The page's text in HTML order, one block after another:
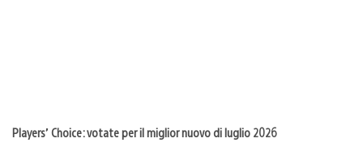
Players’ Choice: votate per il miglior nuovo di luglio 2026